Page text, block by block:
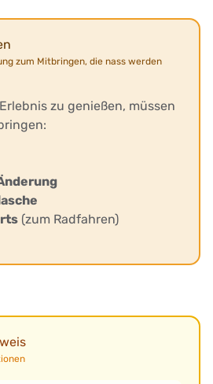
zum Mitbringen, die nass werden
zu genießen, müssen
(zum Radfahren)